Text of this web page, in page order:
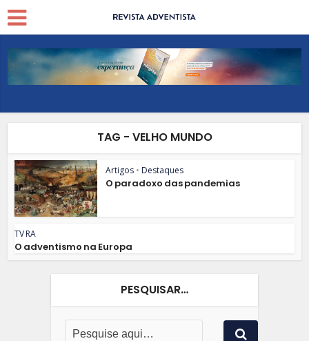
TAG - VELHO MUNDO
Artigos • Destaques
O paradoxo das pandemias
TV RA
O adventismo na Europa
PESQUISAR…